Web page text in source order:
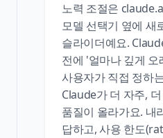
노력 조절은
모델 선택기 옆에 새
슬라이더예요.
전에 '얼마나 깊게
사용자가 직접 정하
Claude가 더 자주,
품질이 올라가요. 내
답하고, 사용 한도